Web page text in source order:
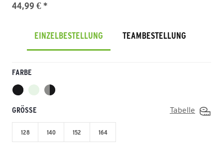
44,99 € *
EINZELBESTELLUNG TEAMBESTELLUNG
FARBE
GRÖSSE Tabelle
128 140 152 164